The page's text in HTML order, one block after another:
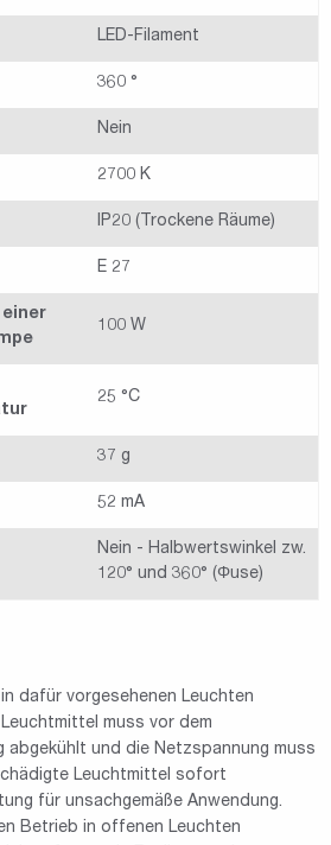
LED-Filament
360 °
Nein
2700 K
IP20 (Trockene Räume)
E 27
100 W
25 °C
37 g
52 mA
Nein - Halbwertswinkel zw.
120° und 360° (Φuse)
dafür vorgesehenen Leuchten
muss vor dem
abgekühlt und die Netzspannung muss
Leuchtmittel sofort
für unsachgemäße Anwendung.
Betrieb in offenen Leuchten